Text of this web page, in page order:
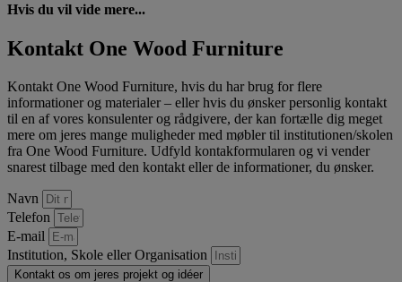
Hvis du vil vide mere...
Kontakt One Wood Furniture
Kontakt One Wood Furniture, hvis du har brug for flere
informationer og materialer – eller hvis du ønsker personlig kontakt
til en af vores konsulenter og rådgivere, der kan fortælle dig meget
mere om jeres mange muligheder med møbler til institutionen/skolen
fra One Wood Furniture. Udfyld kontakformularen og vi vender
snarest tilbage med den kontakt eller de informationer, du ønsker.
Navn
Telefon
E-mail
Institution, Skole eller Organisation
Kontakt os om jeres projekt og idéer